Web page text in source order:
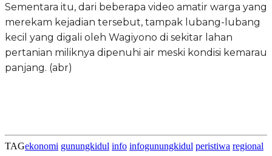
Sementara itu, dari beberapa video amatir warga yang
merekam kejadian tersebut, tampak lubang-lubang
kecil yang digali oleh Wagiyono di sekitar lahan
pertanian miliknya dipenuhi air meski kondisi kemarau
panjang. (abr)
TAGekonomi gunungkidul info infogunungkidul peristiwa regional